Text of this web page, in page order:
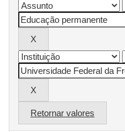
Retornar valores